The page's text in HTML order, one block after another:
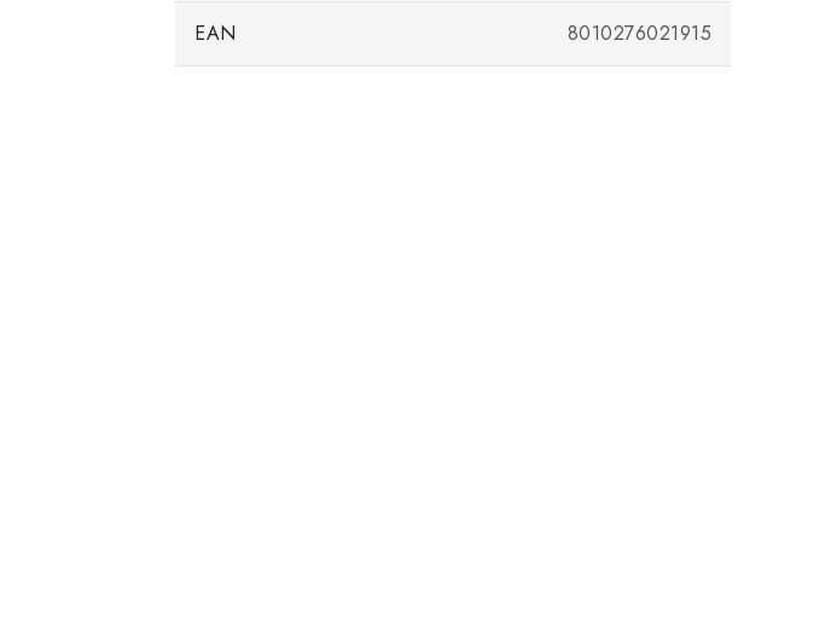
EAN 8010276021915